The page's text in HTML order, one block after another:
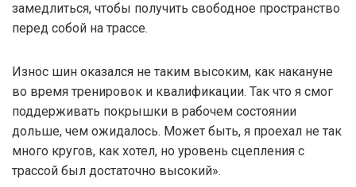
замедлиться, чтобы получить свободное пространство
перед собой на трассе.
Износ шин оказался не таким высоким, как накануне
во время тренировок и квалификации. Так что я смог
поддерживать покрышки в рабочем состоянии
дольше, чем ожидалось. Может быть, я проехал не так
много кругов, как хотел, но уровень сцепления с
трассой был достаточно высокий».